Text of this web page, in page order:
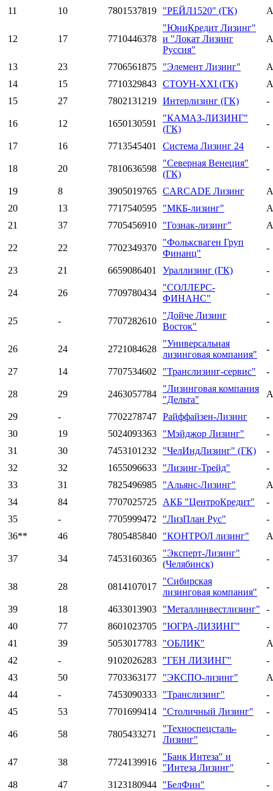
11
10 7801537819 "РЕЙЛ1520" (ГК)
12 17 7710446378
"ЮниКредит Лизинг"
и "Локат Лизинг
Руссия"
13 23 7706561875 "Элемент Лизинг"
14
15 7710329843 СТОУН-XXI (ГК)
15
27 7802131219 Интерлизинг (ГК) -
16 12 1650130591
"КАМАЗ-ЛИЗИНГ"
(ГК)
-
17 16 7713545401 Система Лизинг 24 -
18 20 7810636598
"Северная Венеция"
(ГК)
-
19 8 3905019765 CARCADE Лизинг
20
13 7717540595 "МКБ-лизинг"
21
37 7705456910 "Гознак-лизинг"
22 22 7702349370
"Фольксваген Груп
Финанц"
-
23 21 6659086401 Ураллизинг (ГК) -
24 26 7709780434
"СОЛЛЕРС-
ФИНАНС"
-
25 - 7707282610
"Дойче Лизинг
Восток"
-
26 24 2721084628
"Универсальная
лизинговая компания"
-
27 14 7707534602 "Транслизинг-сервис" -
28 29 2463057784
"Лизинговая компания
"Дельта"
29 - 7702278747 Райффайзен-Лизинг
-
30
19 5024093363 "Мэйджор Лизинг"
-
31
30 7453101232 "ЧелИндЛизинг" (ГК)
-
32
32 1655096633 "Лизинг-Трейд"
-
33
31 7825496985 "Альянс-Лизинг"
34
84 7707025725 АКБ "ЦентроКредит"
-
35
- 7705999472 "ЛизПлан Рус"
-
36**
46 7805485840 "КОНТРОЛ лизинг"
37 34 7453160365
"Эксперт-Лизинг"
(Челябинск)
-
38 28 0814107017
"Сибирская
лизинговая компания"
-
39 18 4633013903 "Металлинвестлизинг"
-
40
77 8601023705 "ЮГРА-ЛИЗИНГ"
-
41
39 5053017783 "ОБЛИК"
42
- 9102026283 "ГЕН ЛИЗИНГ"
-
43
50 7703363177 "ЭКСПО-лизинг"
44
- 7453090333 "Транслизинг"
-
45
53 7701699414 "Столичный Лизинг" -
46 58 7805433271
"Техноспецсталь-
Лизинг"
-
47 38 7724139916
"Банк Интеза" и
"Интеза Лизинг"
-
48 47 3123180944 "БелФин"
-